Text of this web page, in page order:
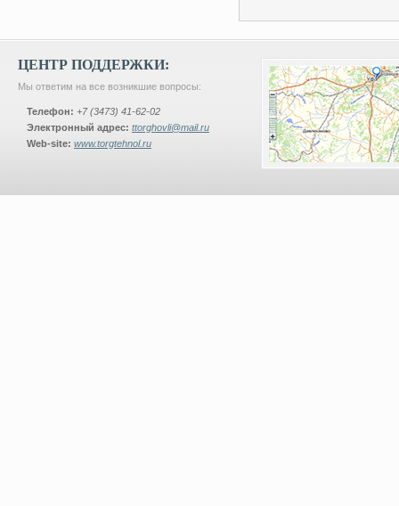
ЦЕНТР ПОДДЕРЖКИ:
Мы ответим на все возникшие вопросы:
Телефон: +7 (3473) 41-62-02
Электронный адрес: ttorghovli@mail.ru
Web-site: www.torgtehnol.ru